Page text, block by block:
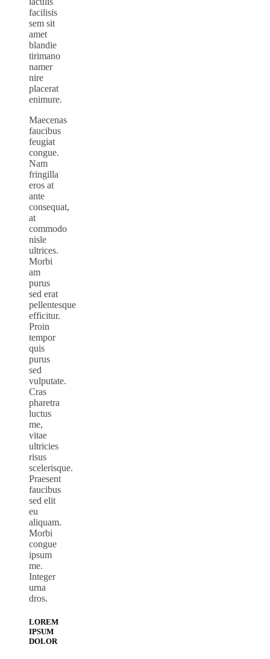
facilisis
sem sit
amet
blandie
tirimano
namer
nire
placerat
enimure.
Maecenas
faucibus
feugiat
congue.
Nam
fringilla
eros at
ante
consequat,
at
commodo
nisle
ultrices.
Morbi
am
purus
sed erat
pellentesque
efficitur.
Proin
tempor
quis
purus
sed
vulputate.
Cras
pharetra
luctus
me,
vitae
ultricies
risus
scelerisque.
Praesent
faucibus
sed elit
eu
aliquam.
Morbi
congue
ipsum
me.
Integer
urna
dros.
LOREM
IPSUM
DOLOR